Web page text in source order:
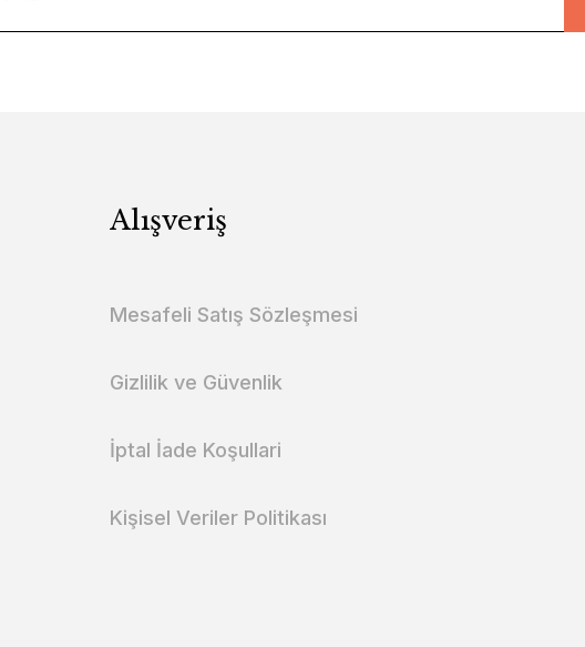
Alışveriş
Mesafeli Satış Sözleşmesi
Gizlilik ve Güvenlik
İptal İade Koşullari
Kişisel Veriler Politikası